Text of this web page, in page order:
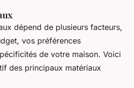
dépend de plusieurs facteurs,
vos préférences
de votre maison. Voici
des principaux matériaux